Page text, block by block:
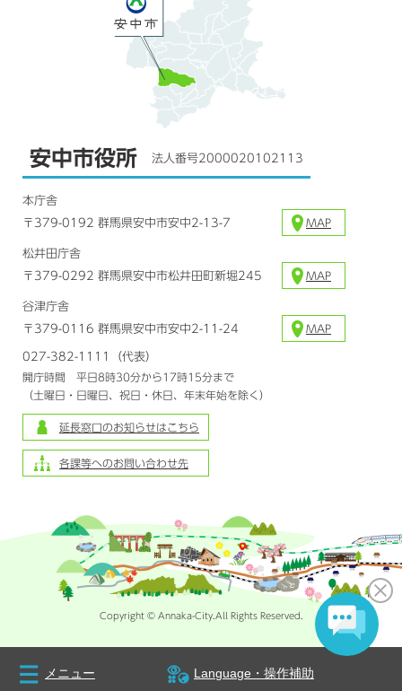
メニュー Language・操作補助
安中市役所 法人番号2000020102113
本庁舎
〒379-0192 群馬県安中市安中2-13-7
MAP
松井田庁舎
〒379-0292 群馬県安中市松井田町新堀245
MAP
谷津庁舎
〒379-0116 群馬県安中市安中2-11-24
MAP
027-382-1111（代表）
開庁時間 平日8時30分から17時15分まで
（土曜日・日曜日、祝日・休日、年末年始を除く）
延長窓口のお知らせはこちら
各課等へのお問い合わせ先
Copyright © Annaka-City.All Rights Reserved.